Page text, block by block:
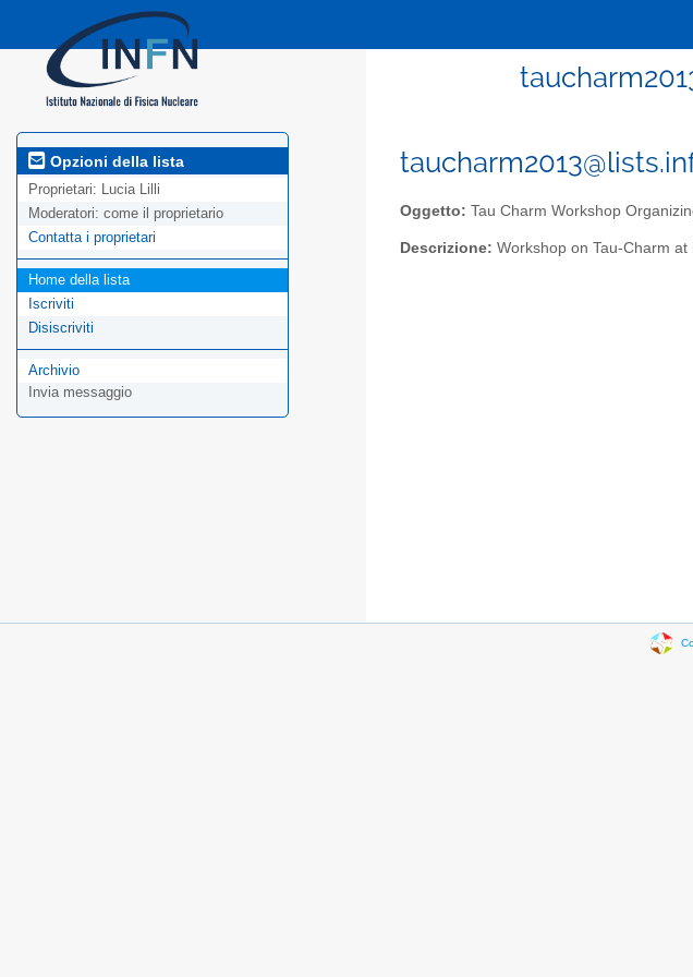
Opzioni della lista
Proprietari: Lucia Lilli
Moderatori: come il proprietario
Contatta i proprietari
Home della lista
Iscriviti
Disiscriviti
Archivio
Invia messaggio
Oggetto: Tau Charm Workshop
Descrizione: Workshop on Tau-Charm at